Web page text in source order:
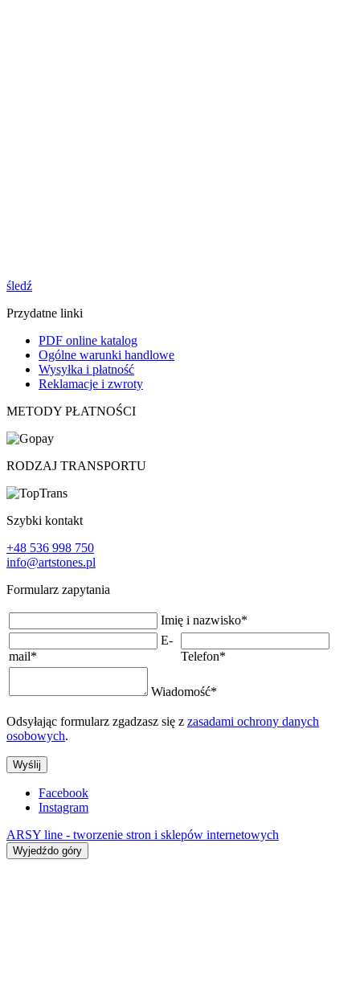
śledź
Przydatne linki
PDF online katalog
Ogólne warunki handlowe
Wysyłka i płatność
Reklamacje i zwroty
METODY PŁATNOŚCI
RODZAJ TRANSPORTU
Szybki kontakt
+48 536 998 750
info@artstones.pl
Formularz zapytania
Imię i nazwisko*
E-
mail* Telefon*
Wiadomość*
Odsyłając formularz zgadzasz się z zasadami ochrony danych
osobowych.
Wyślij
Facebook
Instagram
ARSY line - tworzenie stron i sklepów internetowych
Wyjedźdo góry